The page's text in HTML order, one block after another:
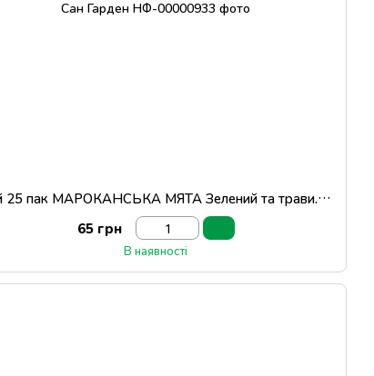
Чай 25 пак МАРОКАНСЬКА МЯТА Зелений та трави.ТМ Сан Гарден
65 грн
В наявності